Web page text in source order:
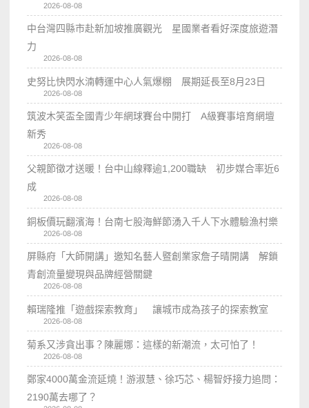
2026-08-08
中台灣四縣市赴新加坡推廣觀光 星國業者看好深度旅遊潛
力
2026-08-08
史努比快閃水湳轉運中心人氣爆棚 展期延長至8月23日
2026-08-08
筑波木笑盃全國青少年網球賽台中開打 A級賽事培育網壇
新秀
2026-08-08
父親節徵才送暖！台中山線釋逾1,200職缺 初步媒合率近6
成
2026-08-08
銅板價玩翻濱海！台南七股海鮮節湧入千人下水體驗漁村樂
2026-08-08
屏縣府「大師開講」邀知名藝人暨創業家詹子晴開講 解鎖
青創流量變現與品牌經營關鍵
2026-08-08
賴瑞隆推「遊戲探索教育」 讓城市成為孩子的探索教室
2026-08-08
菊系又涉貪出事？陳麗娜：這樣的新潮流，太可怕了！
2026-08-08
鄭家4000萬金流延燒！游淑慧、徐巧芯、楊智妤接力追問：
2190萬去哪了？